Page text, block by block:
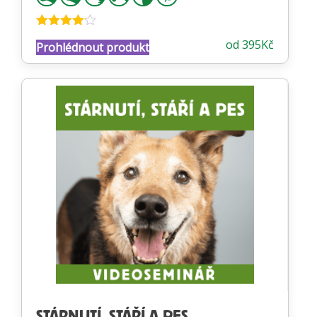
4.06z 5 od 395Kč
Prohlédnout produkt